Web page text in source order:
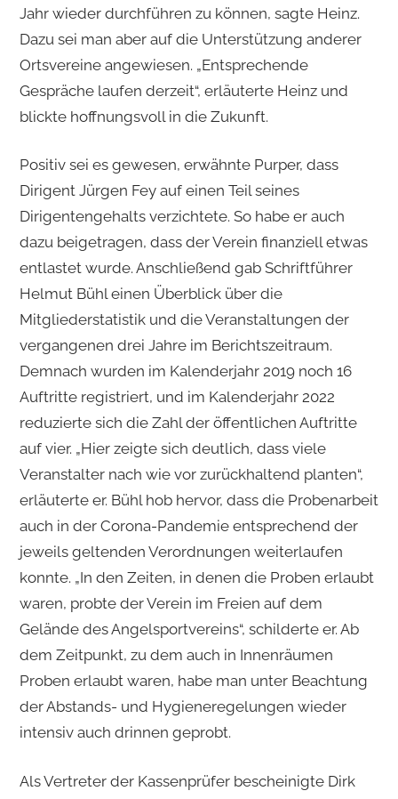
Jahr wieder durchführen zu können, sagte Heinz.
Dazu sei man aber auf die Unterstützung anderer
Ortsvereine angewiesen. „Entsprechende
Gespräche laufen derzeit“, erläuterte Heinz und
blickte hoffnungsvoll in die Zukunft.
Positiv sei es gewesen, erwähnte Purper, dass
Dirigent Jürgen Fey auf einen Teil seines
Dirigentengehalts verzichtete. So habe er auch
dazu beigetragen, dass der Verein finanziell etwas
entlastet wurde. Anschließend gab Schriftführer
Helmut Bühl einen Überblick über die
Mitgliederstatistik und die Veranstaltungen der
vergangenen drei Jahre im Berichtszeitraum.
Demnach wurden im Kalenderjahr 2019 noch 16
Auftritte registriert, und im Kalenderjahr 2022
reduzierte sich die Zahl der öffentlichen Auftritte
auf vier. „Hier zeigte sich deutlich, dass viele
Veranstalter nach wie vor zurückhaltend planten“,
erläuterte er. Bühl hob hervor, dass die Probenarbeit
auch in der Corona-Pandemie entsprechend der
jeweils geltenden Verordnungen weiterlaufen
konnte. „In den Zeiten, in denen die Proben erlaubt
waren, probte der Verein im Freien auf dem
Gelände des Angelsportvereins“, schilderte er. Ab
dem Zeitpunkt, zu dem auch in Innenräumen
Proben erlaubt waren, habe man unter Beachtung
der Abstands- und Hygieneregelungen wieder
intensiv auch drinnen geprobt.
Als Vertreter der Kassenprüfer bescheinigte Dirk